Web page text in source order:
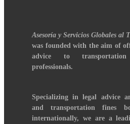
Asesoría y Servicios Globales al
was founded with the aim of
advice to
professionals.
Specializing in legal advice
and transportation fines
internationally, we are a